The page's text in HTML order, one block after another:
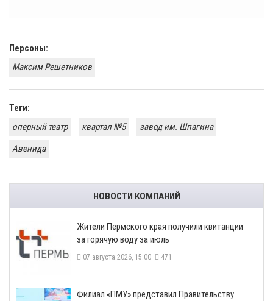
Персоны:
Максим Решетников
Теги:
оперный театр
квартал №5
завод им. Шпагина
Авенида
НОВОСТИ КОМПАНИЙ
​Жители Пермского края получили квитанции
за горячую воду за июль
07 августа 2026, 15:00 471
​Филиал «ПМУ» представил Правительству